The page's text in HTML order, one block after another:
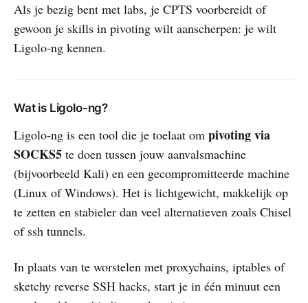
Als je bezig bent met labs, je CPTS voorbereidt of
gewoon je skills in pivoting wilt aanscherpen: je wilt
Ligolo-ng kennen.
Wat is Ligolo-ng?
Ligolo-ng is een tool die je toelaat om pivoting via
SOCKS5 te doen tussen jouw aanvalsmachine
(bijvoorbeeld Kali) en een gecompromitteerde machine
(Linux of Windows). Het is lichtgewicht, makkelijk op
te zetten en stabieler dan veel alternatieven zoals Chisel
of ssh tunnels.
In plaats van te worstelen met proxychains, iptables of
sketchy reverse SSH hacks, start je in één minuut een